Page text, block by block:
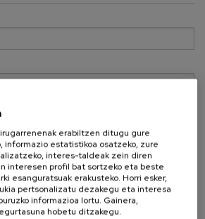
erabiltzen ditugu gure
informazio estatistikoa osatzeko, zure
interes-taldeak zein diren
interesen profil bat sortzeko eta beste
esanguratsuak erakusteko. Horri esker,
pertsonalizatu dezakegu eta interesa
informazioa lortu. Gainera,
hobetu ditzakegu.